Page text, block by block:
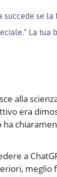
succede se la
La
alla
era
a
meglio